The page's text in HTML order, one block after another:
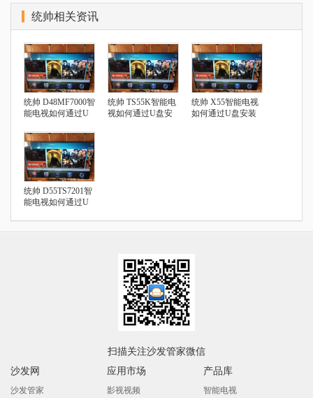
统帅相关资讯
统帅 D48MF7000智
能电视如何通过U
统帅 TS55K智能电
视如何通过U盘安
统帅 X55智能电视
如何通过U盘安装
统帅 D55TS7201智
能电视如何通过U
扫描关注沙发管家微信
沙发网
沙发管家
应用市场
影视视频
产品库
智能电视